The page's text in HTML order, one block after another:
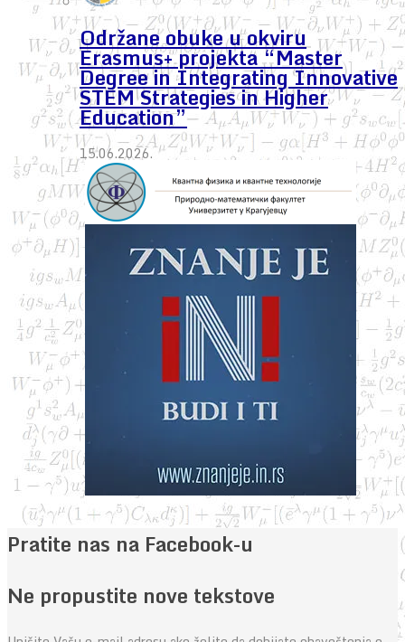
Održane obuke u okviru
Erasmus+ projekta “Master
Degree in Integrating Innovative
STEM Strategies in Higher
Education”
15.06.2026.
Pratite nas na Facebook-u
Ne propustite nove tekstove